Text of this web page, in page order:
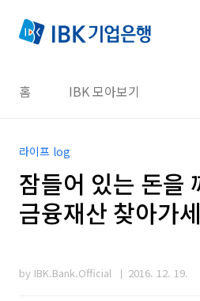
홈 IBK 모아보기
라이프 log
잠들어 있는 돈을
금융재산 찾아가
by IBK.Bank.Official 2016. 12. 19.